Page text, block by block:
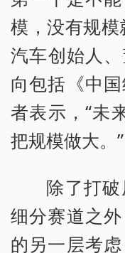
模，没有规
汽车创始人
向包括《中
者表示，“未
把规模做大。”
除了打
细分赛道之
的另一层考